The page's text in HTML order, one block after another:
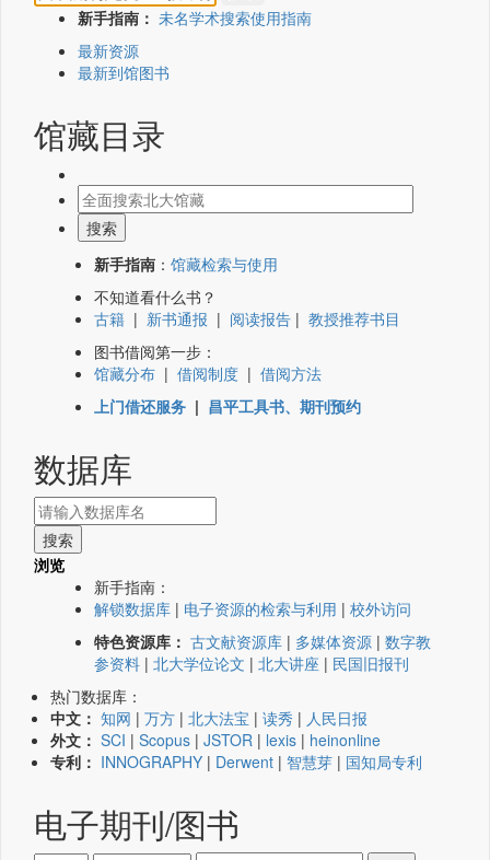
新手指南： 未名学术搜索使用指南
最新资源
最新到馆图书
馆藏目录
新手指南 ： 馆藏检索与使用
不知道看什么书？
古籍 | 新书通报 | 阅读报告 | 教授推荐书目
图书借阅第一步：
馆藏分布 | 借阅制度 | 借阅方法
上门借还服务 | 昌平工具书、期刊预约
数据库
浏览
新手指南：
解锁数据库 | 电子资源的检索与利用 | 校外访问
特色资源库： 古文献资源库 | 多媒体资源 | 数字教
参资料 | 北大学位论文 | 北大讲座 | 民国旧报刊
热门数据库：
中文： 知网 | 万方 | 北大法宝 | 读秀 | 人民日报
外文： SCI | Scopus | JSTOR | lexis | heinonline
专利： INNOGRAPHY | Derwent | 智慧芽 | 国知局专利
电子期刊/图书